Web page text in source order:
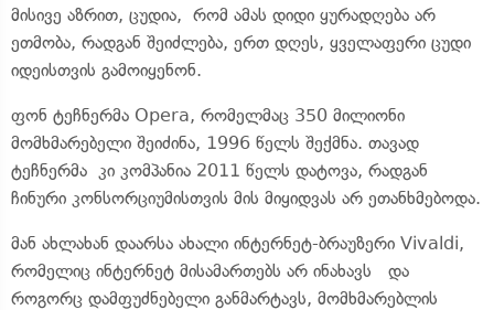
მისივე აზრით, ცუდია, რომ ამას დიდი ყურადღება არ
ეთმობა, რადგან შეიძლება, ერთ დღეს, ყველაფერი ცუდი
იდეისთვის გამოიყენონ.
ფონ ტეჩნერმა Opera, რომელმაც 350 მილიონი
მომხმარებელი შეიძინა, 1996 წელს შექმნა. თავად
ტეჩნერმა კი კომპანია 2011 წელს დატოვა, რადგან
ჩინური კონსორციუმისთვის მის მიყიდვას არ ეთანხმებოდა.
მან ახლახან დაარსა ახალი ინტერნეტ-ბრაუზერი Vivaldi,
რომელიც ინტერნეტ მისამართებს არ ინახავს და
როგორც დამფუძნებელი განმარტავს, მომხმარებლის